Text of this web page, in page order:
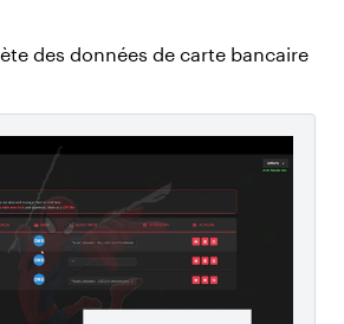
des données de carte bancaire